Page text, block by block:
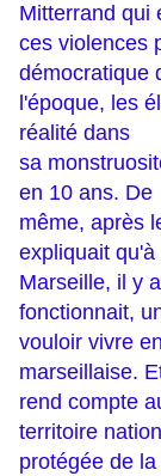
Mitterrand qui
ces violences
démocratique
l'époque, les
réalité dans
sa
en 10 ans. De
même, après
expliquait qu'à
Marseille, il y
fonctionnait,
vouloir vivre
marseillaise.
rend compte
territoire
protégée de